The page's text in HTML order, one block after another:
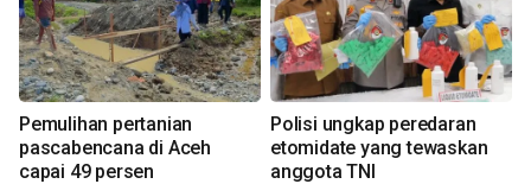
Pemulihan pertanian
pascabencana di Aceh
capai 49 persen
Polisi ungkap peredaran
etomidate yang tewaskan
anggota TNI